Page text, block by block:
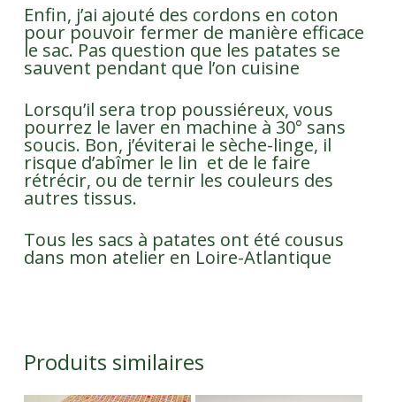
Enfin, j’ai ajouté des cordons en coton
pour pouvoir fermer de manière efficace
le sac. Pas question que les patates se
sauvent pendant que l’on cuisine
Lorsqu’il sera trop poussiéreux, vous
pourrez le laver en machine à 30° sans
soucis. Bon, j’éviterai le sèche-linge, il
risque d’abîmer le lin et de le faire
rétrécir, ou de ternir les couleurs des
autres tissus.
Tous les sacs à patates ont été cousus
dans mon atelier en Loire-Atlantique
Produits similaires